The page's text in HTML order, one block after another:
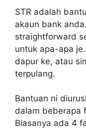
STR adalah
akaun bank
straightforward
untuk apa-apa
dapur ke, atau
terpulang.
Bantuan ni
dalam beberapa
Biasanya ada 4